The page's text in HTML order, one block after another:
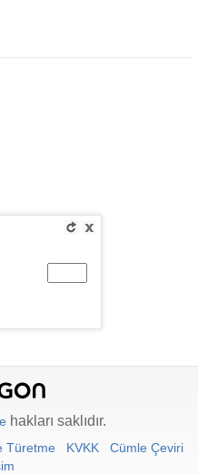
hakları saklıdır.
Türetme KVKK
Cümle Çeviri